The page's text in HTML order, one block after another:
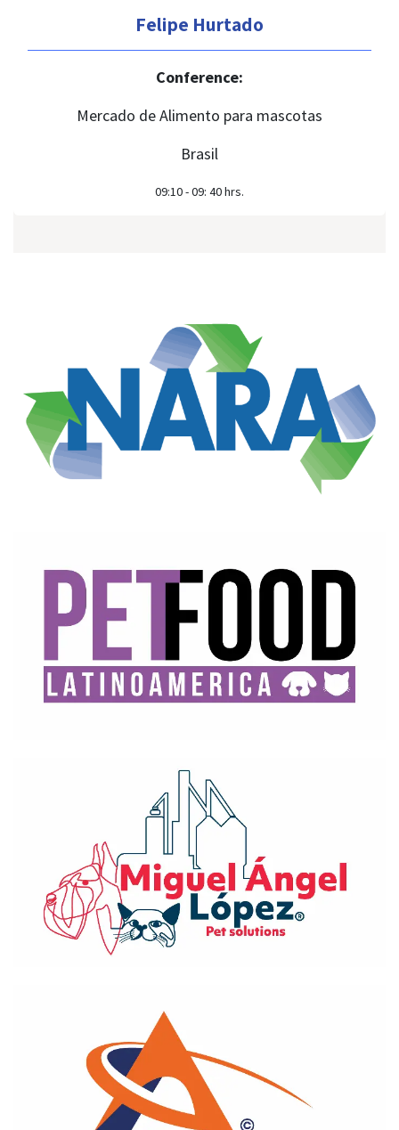
Felipe Hurtado
Conference:
Mercado de Alimento para mascotas
Brasil
09:10 - 09: 40 hrs.